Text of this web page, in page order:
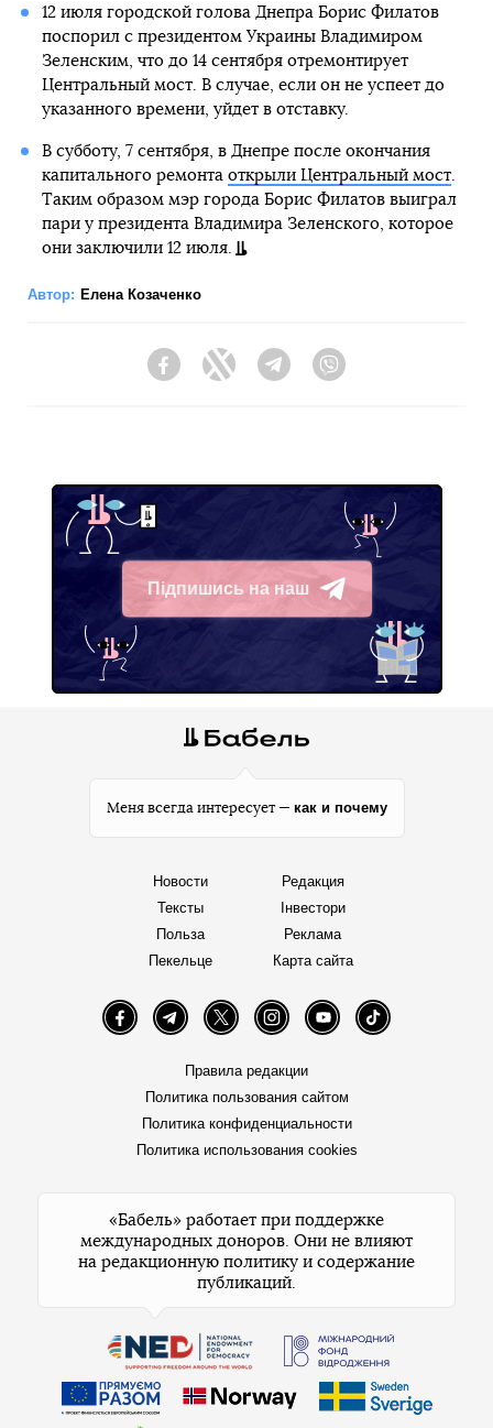
12 июля городской голова Днепра Борис Филатов
поспорил с президентом Украины Владимиром
Зеленским, что до 14 сентября отремонтирует
Центральный мост. В случае, если он не успеет до
указанного времени, уйдет в отставку.
В субботу, 7 сентября, в Днепре после окончания
капитального ремонта открыли Центральный мост.
Таким образом мэр города Борис Филатов выиграл
пари у президента Владимира Зеленского, которое
они заключили 12 июля.
Автор: Елена Козаченко
FacebookTwitter Telegram
Підпишись на наш
Telegram
Меня всегда интересует — как и почему
Новости
Тексты
Польза
Пекельце
Редакция
Інвестори
Реклама
Карта сайта
FacebookTelegramTwitter InstagramYouTube TikTok
Правила редакции
Политика пользования сайтом
Политика конфиденциальности
Политика использования cookies
«Бабель» работает при поддержке
международных доноров. Они не влияют
на редакционную политику и содержание
публикаций.